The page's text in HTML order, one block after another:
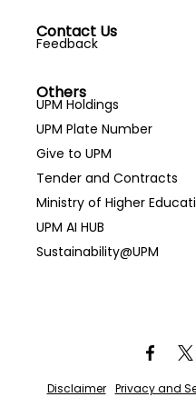
Contact Us
Feedback
Others
UPM Holdings
UPM Plate Number
Give to UPM
Tender and Contracts
Ministry of Higher
UPM AI HUB
Sustainability@UPM
Disclaimer Privacy and